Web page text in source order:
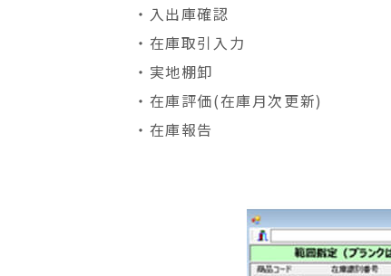
・ 入出庫確認
・ 在庫取引入力
・ 実地棚卸
・ 在庫評価(在庫月次更新)
・ 在庫報告